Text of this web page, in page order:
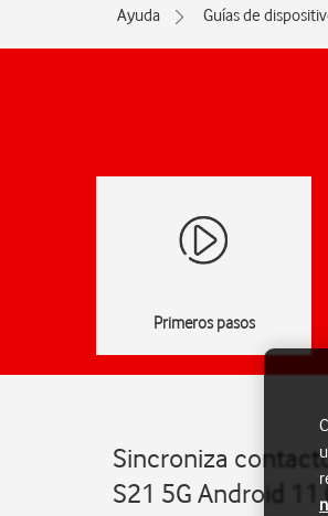
Ayuda Guías de
Primeros pasos
Sincroniza
S21 5G Android